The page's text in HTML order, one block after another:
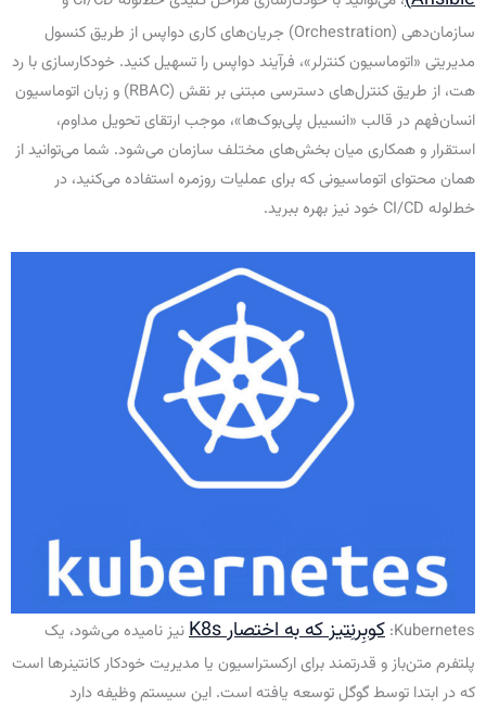
سازمان‌دهی (Orchestration) جریان‌های کاری دواپس از طریق کنسول
مدیریتی «اتوماسیون کنترلر»، فرآیند دواپس را تسهیل کنید. خودکارسازی با رد
هت، از طریق کنترل‌های دسترسی مبتنی بر نقش (RBAC) و زبان اتوماسیون
انسان‌فهم در قالب «انسیبل پلی‌بوک‌ها»، موجب ارتقای تحویل مداوم،
استقرار و همکاری میان بخش‌های مختلف سازمان می‌شود. شما می‌توانید از
همان محتوای اتوماسیونی که برای عملیات روزمره استفاده می‌کنید، در
خط‌لوله CI/CD خود نیز بهره ببرید.
Kubernetes: کوبِرنِتیز که به اختصار K8s
نیز نامیده می‌شود، یک
پلتفرم متن‌باز و قدرتمند برای ارکستراسیون یا مدیریت خودکار کانتینرها است
که در ابتدا توسط گوگل توسعه یافته است. این سیستم وظیفه دارد